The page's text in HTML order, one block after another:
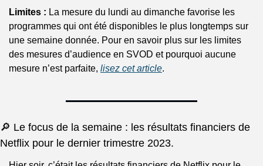
Limites : La mesure du lundi au dimanche favorise les
programmes qui ont été disponibles le plus longtemps sur
une semaine donnée. Pour en savoir plus sur les limites
des mesures d’audience en SVOD et pourquoi aucune
mesure n’est parfaite, lisez cet article.
🔎 Le focus de la semaine : les résultats financiers de
Netflix pour le dernier trimestre 2023.